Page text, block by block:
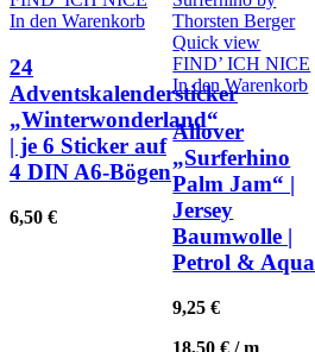
In den Warenkorb
24
Adventskalendersticker
„Winterwonderland“
| je 6 Sticker auf
4 DIN A6-Bögen
6,50 €
Quick view
FIND’ ICH NICE
In den Warenkorb
Allover
„Surferhino
Palm Jam“ |
Jersey
Baumwolle |
Petrol & Aqua
9,25€